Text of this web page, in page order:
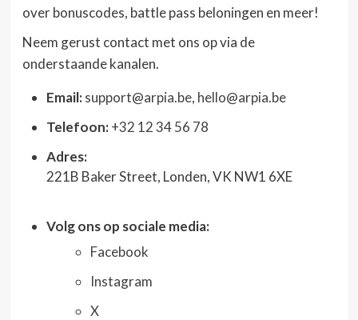
over bonuscodes, battle pass beloningen en meer!
Neem gerust contact met ons op via de
onderstaande kanalen.
Email: support@arpia.be, hello@arpia.be
Telefoon: +32 12 34 56 78
Adres:
221B Baker Street, Londen, VK NW1 6XE
Volg ons op sociale media:
Facebook
Instagram
X